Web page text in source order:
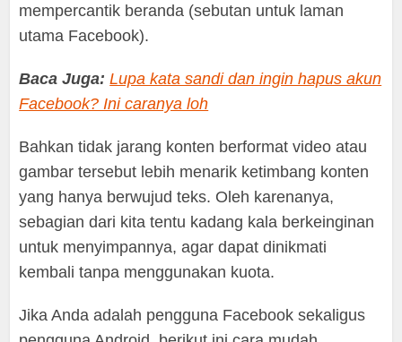
mempercantik beranda (sebutan untuk laman
utama Facebook).
Baca Juga: Lupa kata sandi dan ingin hapus akun
Facebook? Ini caranya loh
Bahkan tidak jarang konten berformat video atau
gambar tersebut lebih menarik ketimbang konten
yang hanya berwujud teks. Oleh karenanya,
sebagian dari kita tentu kadang kala berkeinginan
untuk menyimpannya, agar dapat dinikmati
kembali tanpa menggunakan kuota.
Jika Anda adalah pengguna Facebook sekaligus